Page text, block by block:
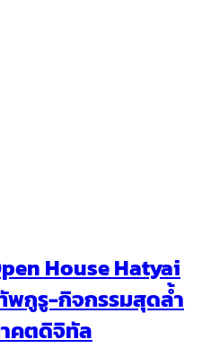
House Hatyai
ทัพกูรู-กิจกรรมสุดล้ำ
คตดิจิทัล